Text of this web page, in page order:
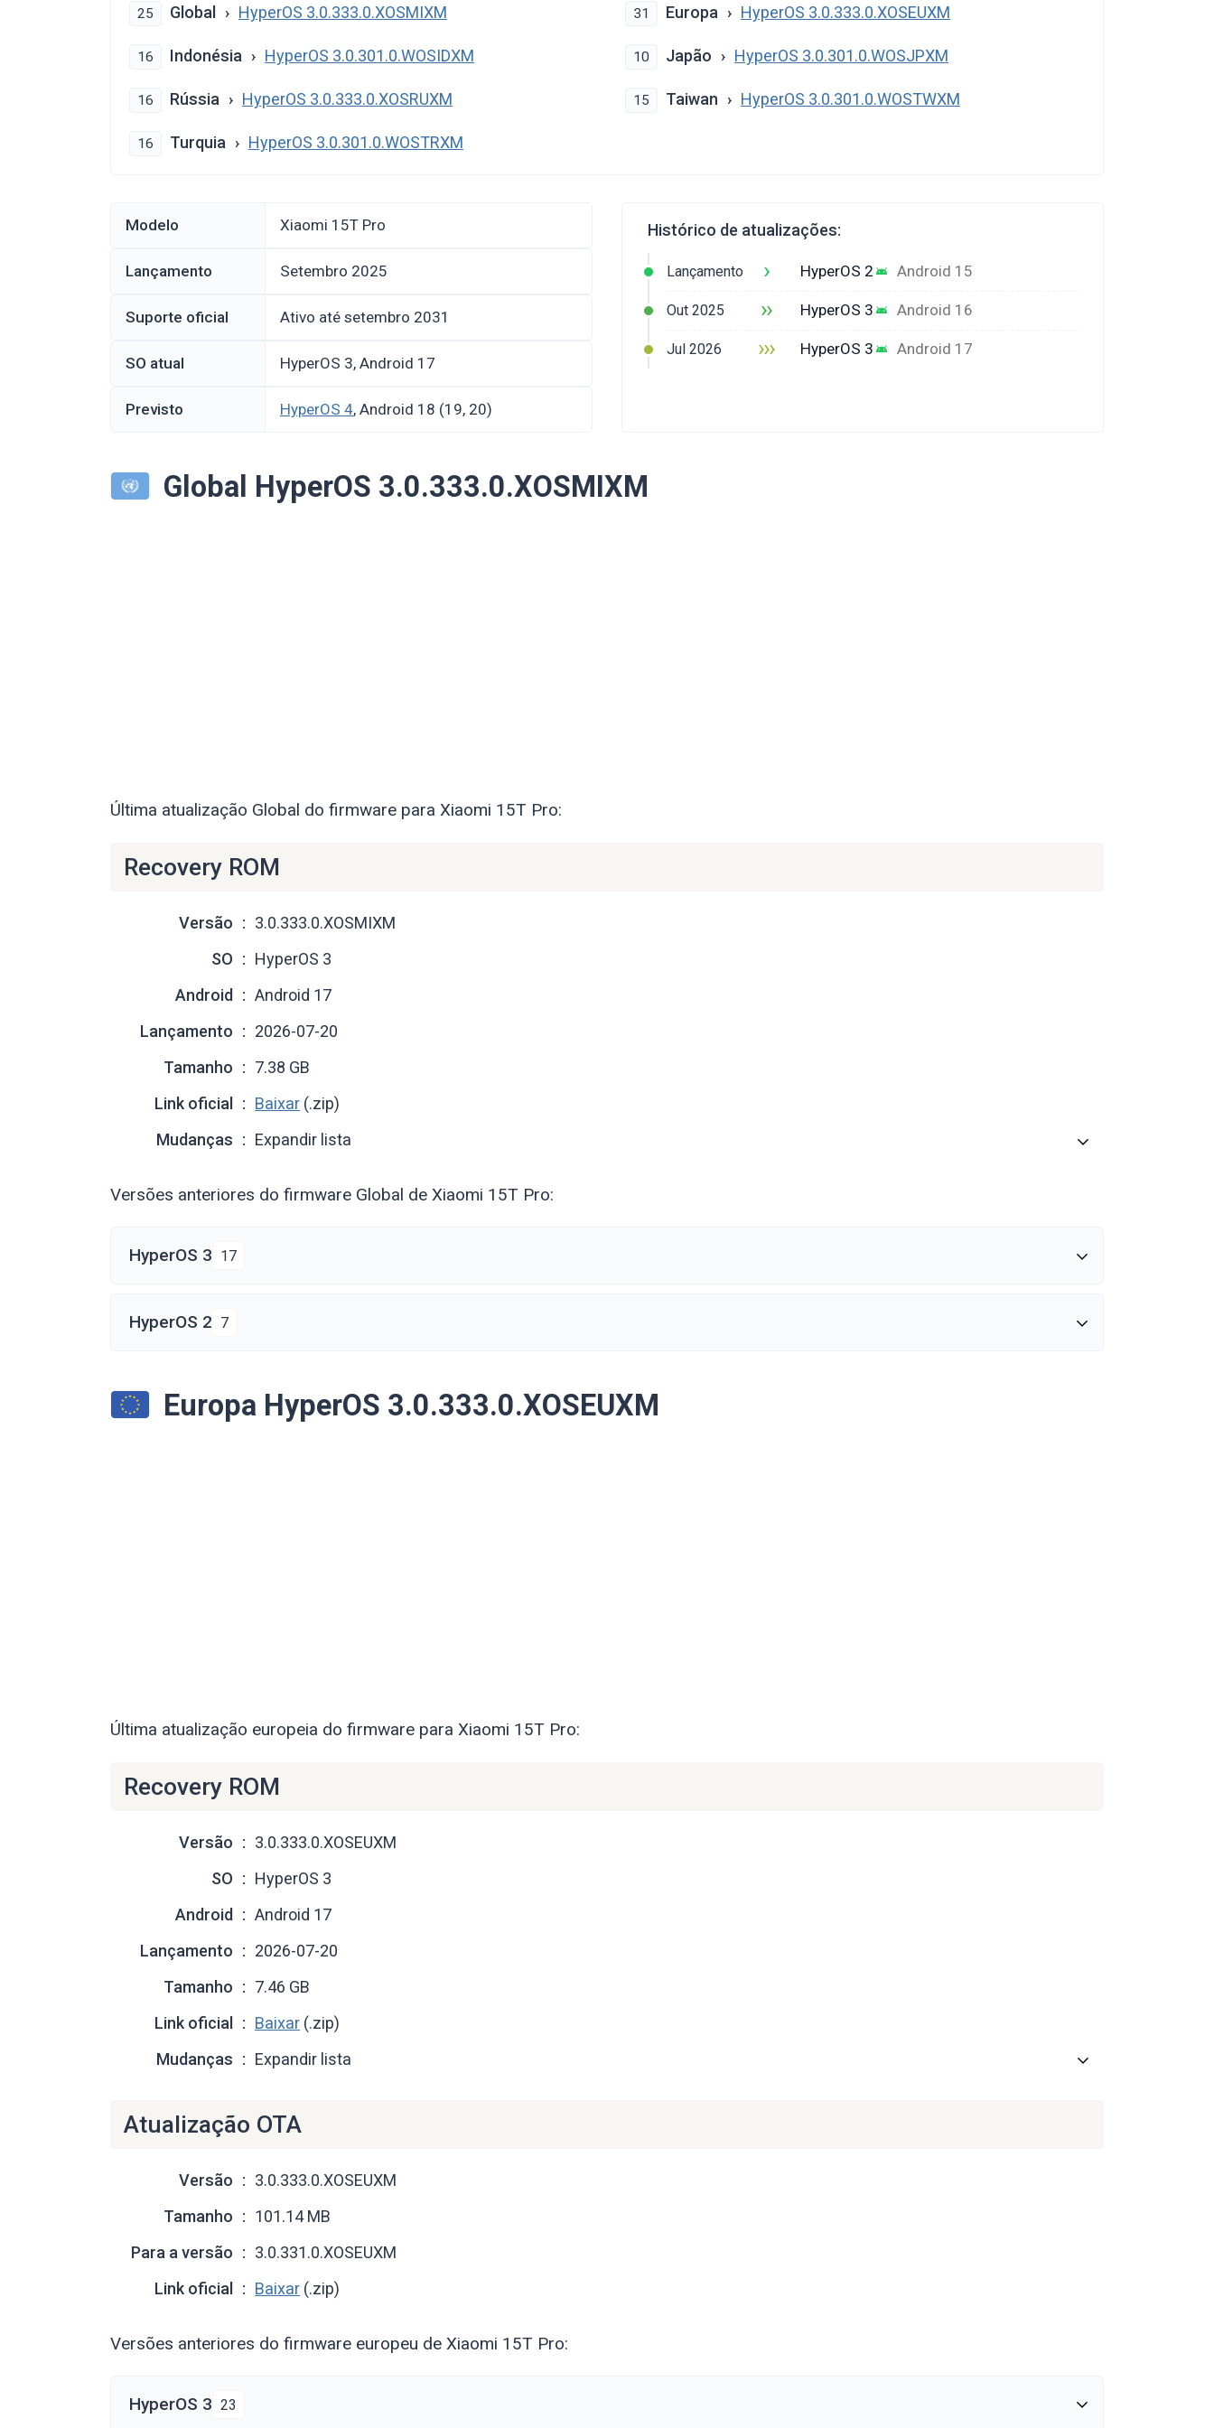
25 Global HyperOS 3.0.333.0.XOSMIXM 31 Europa HyperOS 3.0.333.0.XOSEUXM
16 Indonésia HyperOS 3.0.301.0.WOSIDXM 10 Japão HyperOS 3.0.301.0.WOSJPXM
16 Rússia HyperOS 3.0.333.0.XOSRUXM 15 Taiwan HyperOS 3.0.301.0.WOSTWXM
16 Turquia HyperOS 3.0.301.0.WOSTRXM
Modelo Xiaomi 15T Pro
Lançamento setembro 2025
Suporte oficial Ativo até setembro 2031
SO atual HyperOS 3, Android 17
Previsto HyperOS 4, Android 18 (19, 20)
Histórico de atualizações:
Lançamento › HyperOS 2 Android 15
Out 2025 ›› HyperOS 3 Android 16
Jul 2026 ››› HyperOS 3 Android 17
Global HyperOS 3.0.333.0.XOSMIXM
Última atualização Global do firmware para Xiaomi 15T Pro:
Recovery ROM
Versão
3.0.333.0.XOSMIXM
SO
HyperOS 3
Android
Android 17
Lançamento
2026-07-20
Tamanho
7.38 GB
Link oficial
Baixar (.zip)
Mudanças
Expandir lista
Versões anteriores do firmware Global de Xiaomi 15T Pro:
HyperOS 3 17
HyperOS 2 7
Europa HyperOS 3.0.333.0.XOSEUXM
Última atualização europeia do firmware para Xiaomi 15T Pro:
Recovery ROM
Versão
3.0.333.0.XOSEUXM
SO
HyperOS 3
Android
Android 17
Lançamento
2026-07-20
Tamanho
7.46 GB
Link oficial
Baixar (.zip)
Mudanças
Expandir lista
Atualização OTA
Versão
3.0.333.0.XOSEUXM
Tamanho
101.14 MB
Para a versão
3.0.331.0.XOSEUXM
Link oficial
Baixar (.zip)
Versões anteriores do firmware europeu de Xiaomi 15T Pro:
HyperOS 3 23